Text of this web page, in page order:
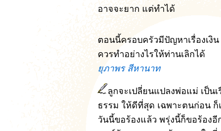
อาจจะยาก แต่ทำได้
ตอนนี้ครอบครัวมีปัญหาเรื่องเงิ
ควรทำอย่างไรให้ท่านเลิกได้
ยุภาพร สีหานาท
ลูกจะเปลี่ยนแปลงพ่อแม่ เป็น
ธรรม ให้ดีที่สุด เฉพาะตนก่อน
วันนี้ขอร้องแล้ว พรุ่งนี้ก็ขอร้อง